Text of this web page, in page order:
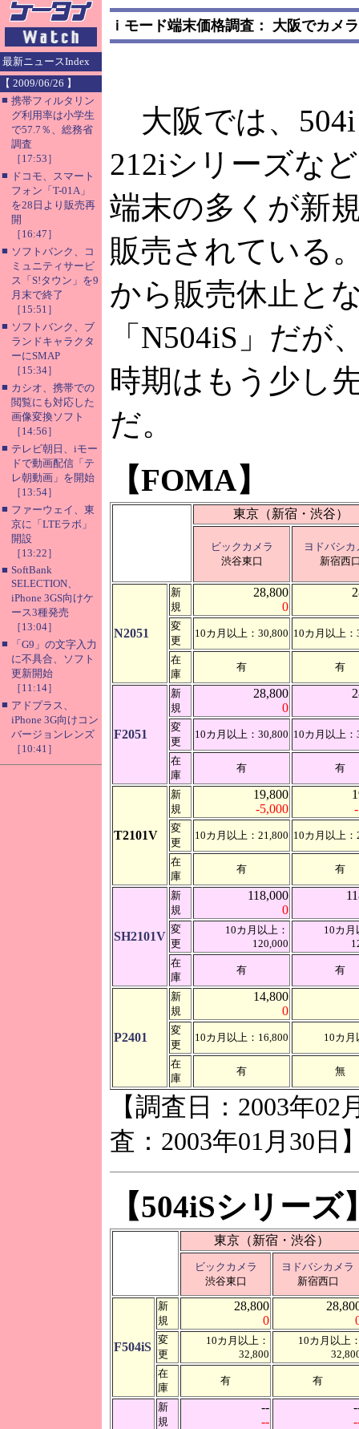
最新ニュースIndex
【 2009/06/26 】
■ 携帯フィルタリン
グ利用率は小学生
で57.7％、総務省
調査
［17:53］
■ ドコモ、スマート
フォン「T-01A」
を28日より販売再
開
［16:47］
■ ソフトバンク、コ
ミュニティサービ
ス「S!タウン」を9
月末で終了
［15:51］
■ ソフトバンク、ブ
ランドキャラクタ
ーにSMAP
［15:34］
■ カシオ、携帯での
閲覧にも対応した
画像変換ソフト
［14:56］
■ テレビ朝日、iモー
ドで動画配信「テ
レ朝動画」を開始
［13:54］
■ ファーウェイ、東
京に「LTEラボ」
開設
［13:22］
■ SoftBank
SELECTION、
iPhone 3GS向けケ
ース3種発売
［13:04］
■
「G9」の文字入力
に不具合、ソフト
更新開始
［11:14］
■ アドプラス、
iPhone 3G向けコン
バージョンレンズ
［10:41］
ｉモード端末価格調査： 大阪でカメ
大阪では、
212iシリーズな
端末の多くが新
販売されている
から販売休止と
「N504iS」だが
時期はもう少し
だ。
【FOMA】
東京（新宿・渋谷）
ビックカメラ
渋谷東口
ヨドバシカ
新宿西
N2051
新
規
28,800
0
変
更
10カ月以上：30,800 10カ月以上：
在
庫
有 有
F2051
新
規
28,800
0
変
更
10カ月以上：30,800 10カ月以上：
在
庫
有 有
T2101V
新
規
19,800
-5,000
変
更
10カ月以上：21,800 10カ月以上：
在
庫
有 有
SH2101V
新
規
118,000
0
変
更
10カ月以上：
120,000
10カ月
在
庫
有 有
P2401
新
規
14,800
0
変
更
10カ月以上：16,800 10カ月
在
庫
有 無
【調査日：2003年02
査：2003年01月30日
【504iSシリーズ
東京（新宿・渋谷）
ビックカメラ
渋谷東口
ヨドバシカメラ
新宿西口
F504iS
新
規
28,800
0
変
更
10カ月以上：
32,800
10カ月以上
在
庫
有 有
新
規
--
--